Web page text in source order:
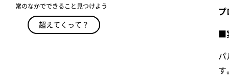
常のなかでできること見つけよう
超えてくって？
プ
■
パ
す